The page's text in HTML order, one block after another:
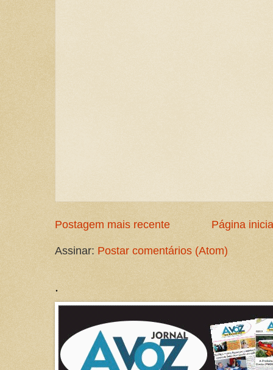
Postagem mais recente Página
Assinar: Postar comentários (Atom)
.